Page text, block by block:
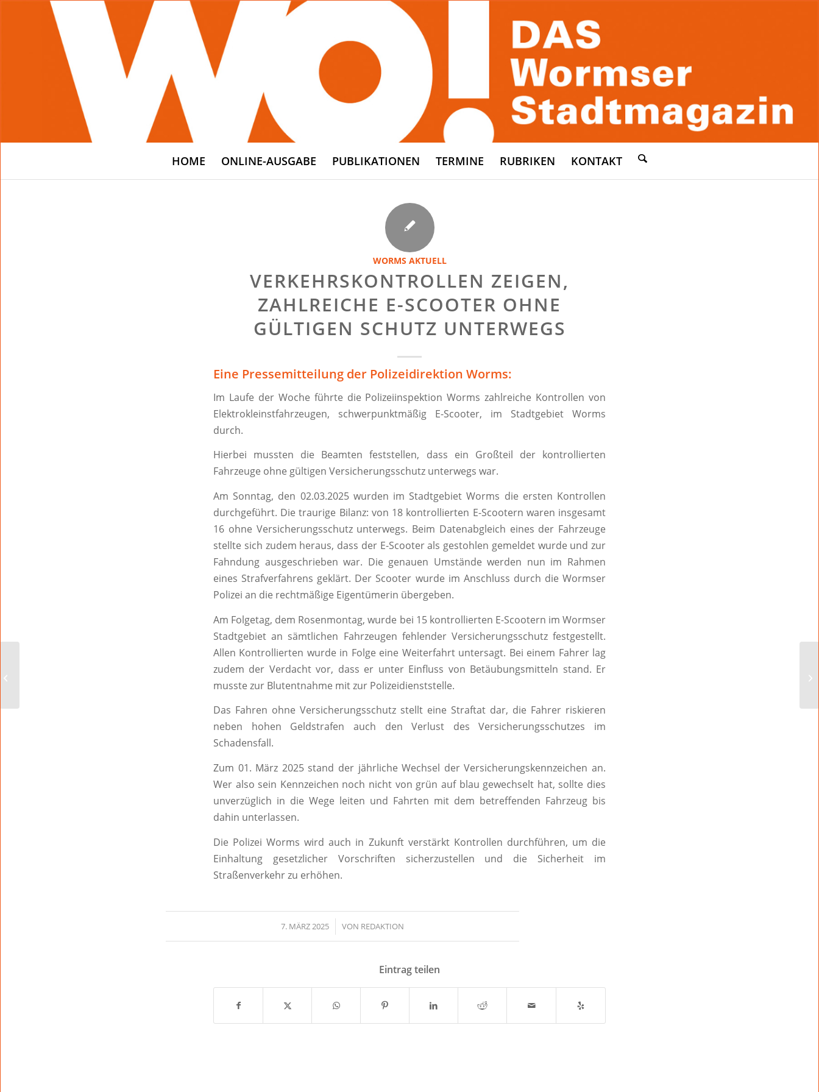
HOME ONLINE-AUSGABE PUBLIKATIONEN TERMINE RUBRIKEN KONTAKT
WORMS AKTUELL
VERKEHRSKONTROLLEN ZEIGEN,
ZAHLREICHE E-SCOOTER OHNE
GÜLTIGEN SCHUTZ UNTERWEGS
Eine Pressemitteilung der Polizeidirektion Worms:
Im Laufe der Woche führte die Polizeiinspektion Worms zahlreiche Kontrollen von
Elektrokleinstfahrzeugen, schwerpunktmäßig E-Scooter, im Stadtgebiet Worms
durch.
Hierbei mussten die Beamten feststellen, dass ein Großteil der kontrollierten
Fahrzeuge ohne gültigen Versicherungsschutz unterwegs war.
Am Sonntag, den 02.03.2025 wurden im Stadtgebiet Worms die ersten Kontrollen
durchgeführt. Die traurige Bilanz: von 18 kontrollierten E-Scootern waren insgesamt
16 ohne Versicherungsschutz unterwegs. Beim Datenabgleich eines der Fahrzeuge
stellte sich zudem heraus, dass der E-Scooter als gestohlen gemeldet wurde und zur
Fahndung ausgeschrieben war. Die genauen Umstände werden nun im Rahmen
eines Strafverfahrens geklärt. Der Scooter wurde im Anschluss durch die Wormser
Polizei an die rechtmäßige Eigentümerin übergeben.
Am Folgetag, dem Rosenmontag, wurde bei 15 kontrollierten E-Scootern im Wormser
Stadtgebiet an sämtlichen Fahrzeugen fehlender Versicherungsschutz festgestellt.
Allen Kontrollierten wurde in Folge eine Weiterfahrt untersagt. Bei einem Fahrer lag
zudem der Verdacht vor, dass er unter Einfluss von Betäubungsmitteln stand. Er
musste zur Blutentnahme mit zur Polizeidienststelle.
Das Fahren ohne Versicherungsschutz stellt eine Straftat dar, die Fahrer riskieren
neben hohen Geldstrafen auch den Verlust des Versicherungsschutzes im
Schadensfall.
Zum 01. März 2025 stand der jährliche Wechsel der Versicherungskennzeichen an.
Wer also sein Kennzeichen noch nicht von grün auf blau gewechselt hat, sollte dies
unverzüglich in die Wege leiten und Fahrten mit dem betreffenden Fahrzeug bis
dahin unterlassen.
Die Polizei Worms wird auch in Zukunft verstärkt Kontrollen durchführen, um die
Einhaltung gesetzlicher Vorschriften sicherzustellen und die Sicherheit im
Straßenverkehr zu erhöhen.
7. MÄRZ 2025
/ VON REDAKTION
Eintrag teilen